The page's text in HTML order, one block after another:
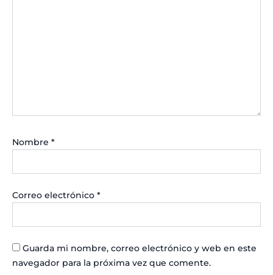
Nombre *
Correo electrónico *
Guarda mi nombre, correo electrónico y web en este
navegador para la próxima vez que comente.